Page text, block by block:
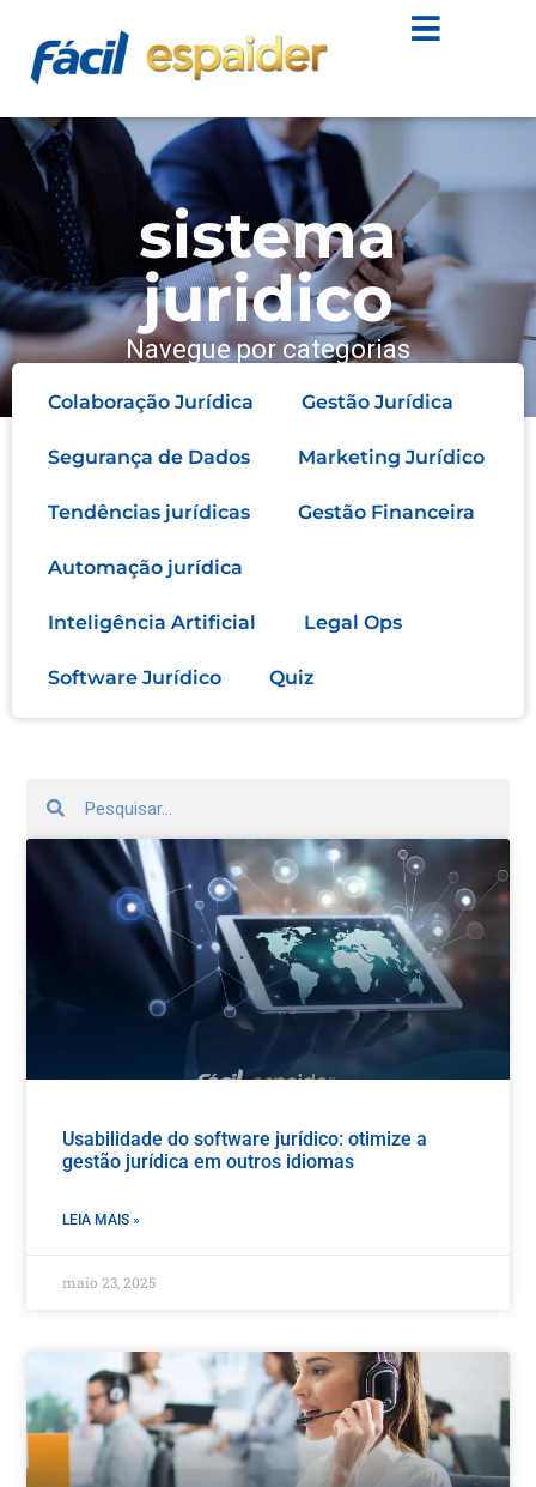
sistema
juridico
Navegue por categorias
Colaboração Jurídica Gestão Jurídica
Segurança de Dados Marketing Jurídico
Tendências jurídicas Gestão Financeira
Automação jurídica
Inteligência Artificial Legal Ops
Software Jurídico Quiz
Usabilidade do software jurídico: otimize a
gestão jurídica em outros idiomas
LEIA MAIS »
maio 23, 2025